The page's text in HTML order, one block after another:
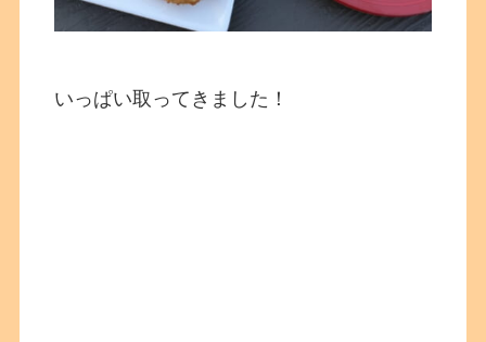
いっぱい取ってきました！